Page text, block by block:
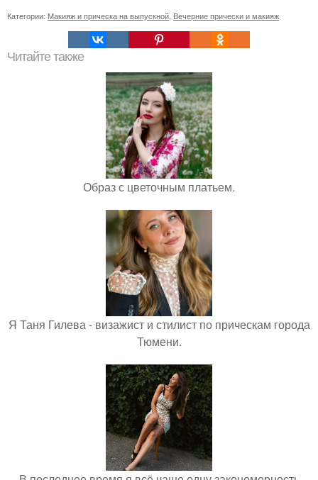
Категории: Макияж и прическа на выпускной Вечерние прически и макияж
Читайте также
Образ с цветочным платьем.
Я Таня Гилева - визажист и стилист по прическам города
Тюмени.